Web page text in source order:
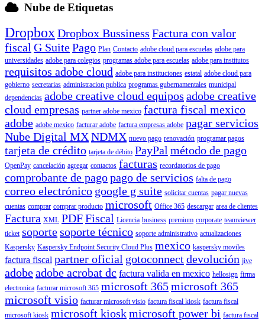
Nube de Etiquetas
DropboxDropbox Bussiness Factura con valor
fiscal G SuitePago Plan Contacto adobe cloud para escuelas adobe para
universidades adobe para colegios programas adobe para escuelas adobe para institutos
requisitos adobe cloud adobe para instituciones estatal adobe cloud para
gobierno secretarias administracion publica programas gubernamentales municipal
dependencias adobe creative cloud equipos adobe creative
cloud empresas partner adobe mexico factura fiscal mexico
adobe adobe mexico facturar adobe factura empresas adobe pagar servicios
Nube Digital MXNDMX nuevo pago renovación programar pagos
tarjeta de crédito tarjeta de débito PayPal método de pago
OpenPay cancelación agregar contactos facturas recordatorios de pago
comprobante de pagopago de servicios falta de pago
correo electrónico google g suite solicitar cuentas pagar nuevas
cuentas comprar comprar producto microsoft Office 365 descargar area de clientes
Factura XML PDFFiscal Licencia business premium corporate teamviewer
ticket soportesoporte técnico soporte administrativo actualizaciones
Kaspersky Kaspersky Endpoint Security Cloud Plus mexico kaspersky moviles
factura fiscal partner oficial gotoconnectdevolución jive
adobeadobe acrobat dc factura valida en mexico hellosign firma
electronica facturar microsoft 365 microsoft 365microsoft 365
microsoft visio facturar microsoft visio factura fiscal kiosk factura fiscal
microsoft kiosk microsoft kioskmicrosoft power bi factura fiscal